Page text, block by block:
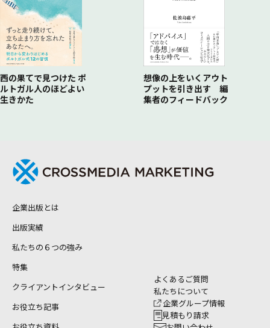
西の果てで見つけた ポ
ルトガル人のほどよい
生きかた
想像の上をいくアウト
プットを引き出す 編
集者のフィードバック
企業出版とは
出版実績
私たちの６つの強み
特集
クライアントインタビュー
お役立ち記事
よくあるご質問
私たちについて
企業グループ情報
見積もり請求